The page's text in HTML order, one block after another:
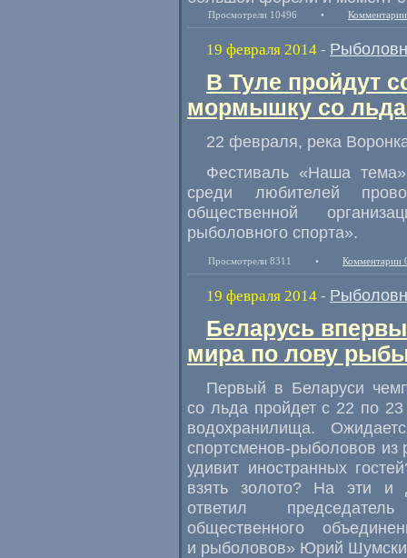
Просмотрели 10496 •
19 февраля 2014 -
В Туле пройдут
мормышку со
22 февраля, река
Фестиваль «Наша
среди любителей
общественной
рыболовного спорта».
Просмотрели 8311 • Комментарии
19 февраля 2014 -
Беларусь
мира по лову
Первый в Беларуси
со льда пройдет с 22 по
водохранилища.
спортсменов-рыболовов из
удивит иностранных
взять золото? На эти и
ответил председатель
общественного
и рыболовов» Юрий